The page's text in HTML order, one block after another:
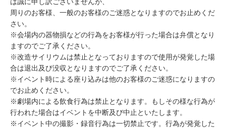
周りのお客様、一般のお客様のご迷惑となりますのでお止めくだ
さい。
※会場内の器物損などの行為をお客様が行った場合は弁償となり
ますのでご了承ください。
※改造サイリウムは禁止となっておりますので使用が発覚した場
合は退出及び没収となりますのでご了承ください。
※イベント時による座り込みは他のお客様のご迷惑になりますの
でお止めください。
※劇場内による飲食行為は禁止となります。もしその様な行為が
行われた場合はイベントを中断及び中止といたします。
※イベント中の撮影・録音行為は一切禁止です。行為が発覚した